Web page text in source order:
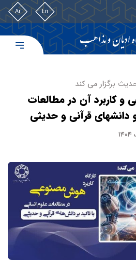
En
Ar
برگزار می کند
کاربرد آن در مطالعات
دانشهای قرآنی و حدیثی